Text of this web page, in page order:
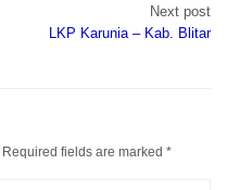
Next post
LKP Karunia – Kab. Blitar
Required fields are marked *